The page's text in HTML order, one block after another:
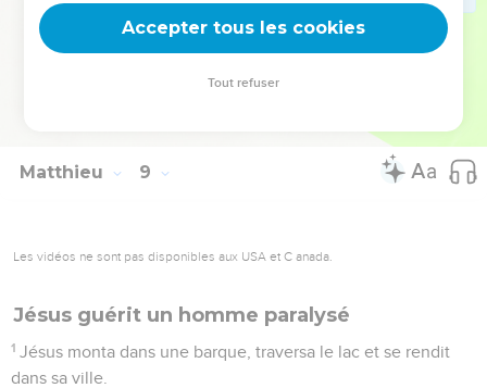
ville rapporter tout ce qui s'était passé et ce qui était arrivé
aux démoniaques.
Alors tous les habitants de la ville sortirent à la rencontre
Matthieu 9
Les vidéos ne sont pas disponibles aux USA et C anada.
Jésus guérit un homme paralysé
1 Jésus monta dans une barque, traversa le lac et se rendit
dans sa ville.
Accepter tous les cookies
Tout refuser